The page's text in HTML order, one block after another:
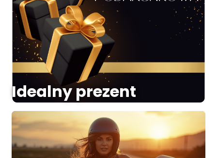
Idealny prezent